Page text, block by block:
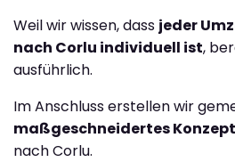
Weil wir wissen, dass jeder
nach Corlu individuell ist,
ausführlich.
Im Anschluss erstellen wir
maßgeschneidertes Konzept
nach Corlu.